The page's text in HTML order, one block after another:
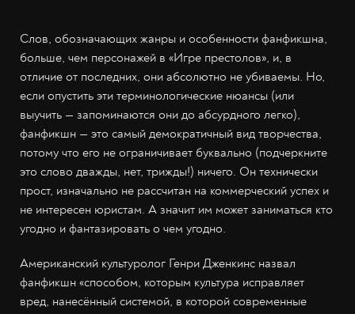
Слов, обозначающих жанры и особенности фанфикшна,
больше, чем персонажей в «Игре престолов», и, в
отличие от последних, они абсолютно не убиваемы. Но,
если опустить эти терминологические нюансы (или
выучить — запоминаются они до абсурдного легко),
фанфикшн — это самый демократичный вид творчества,
потому что его не ограничивает буквально (подчеркните
это слово дважды, нет, трижды!) ничего. Он технически
прост, изначально не рассчитан на коммерческий успех и
не интересен юристам. А значит им может заниматься кто
угодно и фантазировать о чем угодно.
Американский культуролог Генри Дженкинс назвал
фанфикшн «способом, которым культура исправляет
вред, нанесённый системой, в которой современные